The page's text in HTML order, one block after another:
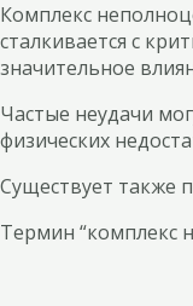
Комплекс
сталкивается с
значительное
Частые неудачи
физических
Существует также
Термин “комплекс